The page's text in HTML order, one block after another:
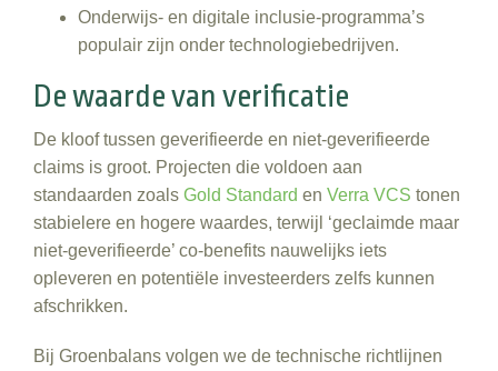
Onderwijs- en digitale inclusie‑programma’s
populair zijn onder technologiebedrijven.
De waarde van verificatie
De kloof tussen geverifieerde en niet‑geverifieerde
claims is groot. Projecten die voldoen aan
standaarden zoals Gold Standard en Verra VCS tonen
stabielere en hogere waardes, terwijl ‘geclaimde maar
niet‑geverifieerde’ co‑benefits nauwelijks iets
opleveren en potentiële investeerders zelfs kunnen
afschrikken.
Bij Groenbalans volgen we de technische richtlijnen